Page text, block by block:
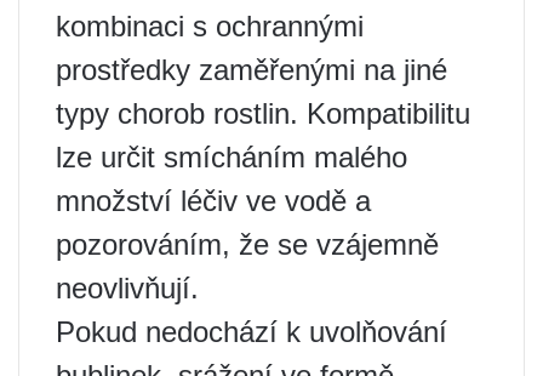
kombinaci s ochrannými
prostředky zaměřenými na jiné
typy chorob rostlin. Kompatibilitu
lze určit smícháním malého
množství léčiv ve vodě a
pozorováním, že se vzájemně
neovlivňují.
Pokud nedochází k uvolňování